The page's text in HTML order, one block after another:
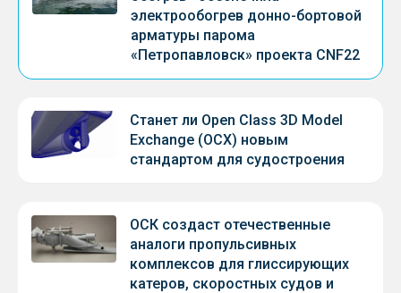
электрообогрев донно-бортовой
арматуры парома
«Петропавловск» проекта CNF22
Станет ли Open Class 3D Model
Exchange (OCX) новым
стандартом для судостроения
ОСК создаст отечественные
аналоги пропульсивных
комплексов для глиссирующих
катеров, скоростных судов и